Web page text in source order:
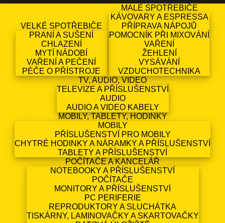
VELKÉ SPOTŘEBIČE
PRANÍ A SUŠENÍ
CHLAZENÍ
MYTÍ NÁDOBÍ
VAŘENÍ A PEČENÍ
PÉČE O PŘÍSTROJE
MALÉ SPOTŘEBIČE
KÁVOVARY A ESPRESSA
PŘÍPRAVA NÁPOJŮ
POMOCNÍK PŘI MIXOVÁNÍ
VAŘENÍ
ŽEHLENÍ
VYSÁVÁNÍ
VZDUCHOTECHNIKA
TV, AUDIO, VIDEO
TELEVIZE A PŘÍSLUŠENSTVÍ
AUDIO
AUDIO A VIDEO KABELY
MOBILY, TABLETY, HODINKY
MOBILY
PŘÍSLUŠENSTVÍ PRO MOBILY
CHYTRÉ HODINKY A NÁRAMKY A PŘÍSLUŠENSTVÍ
TABLETY A PŘÍSLUŠENSTVÍ
POČÍTAČE A KANCELÁŘ
NOTEBOOKY A PŘÍSLUŠENSTVÍ
POČÍTAČE
MONITORY A PŘÍSLUŠENSTVÍ
PC PERIFERIE
REPRODUKTORY A SLUCHÁTKA
TISKÁRNY, LAMINOVAČKY A SKARTOVAČKY